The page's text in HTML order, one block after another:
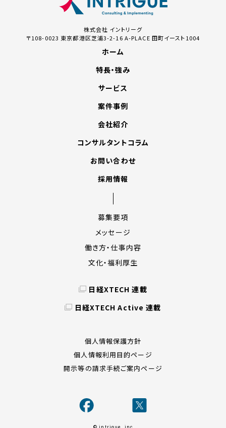
株式会社 イントリーグ
〒108-0023 東京都港区芝浦3-2-16 A-PLACE 田町イースト1004
ホーム
特長・強み
サービス
案件事例
会社紹介
コンサルタントコラム
お問い合わせ
採用情報
募集要項
メッセージ
働き方・仕事内容
文化・福利厚生
日経XTECH 連載
日経XTECH Active 連載
個人情報保護方針
個人情報利用目的ページ
開示等の請求手続ご案内ページ